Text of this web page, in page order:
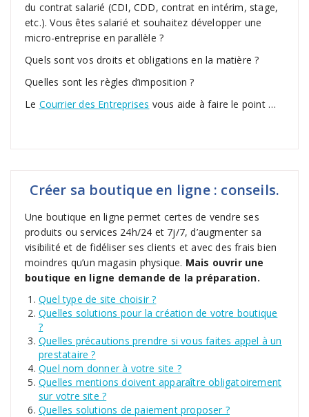
du contrat salarié (CDI, CDD, contrat en intérim, stage,
etc.). Vous êtes salarié et souhaitez développer une
micro-entreprise en parallèle ?
Quels sont vos droits et obligations en la matière ?
Quelles sont les règles d’imposition ?
Le Courrier des Entreprises vous aide à faire le point …
Créer sa boutique en ligne : conseils.
Une boutique en ligne permet certes de vendre ses
produits ou services 24h/24 et 7j/7, d’augmenter sa
visibilité et de fidéliser ses clients et avec des frais bien
moindres qu’un magasin physique. Mais ouvrir une
boutique en ligne demande de la préparation.
Quel type de site choisir ?
Quelles solutions pour la création de votre boutique
?
Quelles précautions prendre si vous faites appel à un
prestataire ?
Quel nom donner à votre site ?
Quelles mentions doivent apparaître obligatoirement
sur votre site ?
Quelles solutions de paiement proposer ?